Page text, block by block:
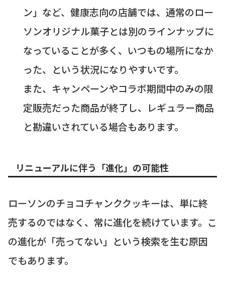
ン」など、健康志向の店舗では、通常のロー
ソンオリジナル菓子とは別のラインナップに
なっていることが多く、いつもの場所になか
った、という状況になりやすいです。
また、キャンペーンやコラボ期間中のみの限
定販売だった商品が終了し、レギュラー商品
と勘違いされている場合もあります。
リニューアルに伴う「進化」の可能性
ローソンのチョコチャンククッキーは、単に終
売するのではなく、常に進化を続けています。こ
の進化が「売ってない」という検索を生む原因
でもあります。